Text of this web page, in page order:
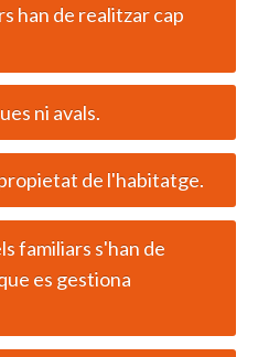
han de realitzar cap
ni avals.
de l'habitatge.
familiars s'han de
es gestiona